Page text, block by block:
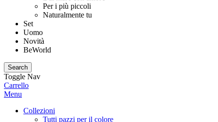
Per i più piccoli
Naturalmente tu
Set
Uomo
Novità
BeWorld
Search
Toggle Nav
Carrello
Menu
Collezioni
Tutti pazzi per il colore